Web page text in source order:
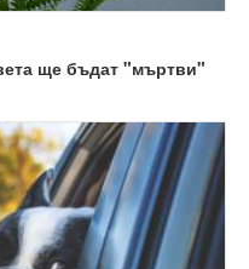
ще бъдат "мъртви"